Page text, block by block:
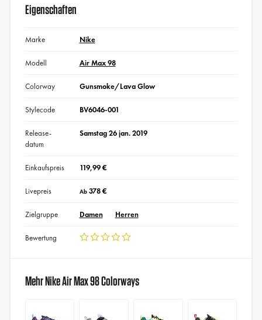
Eigenschaften
Marke Nike
Modell Air Max 98
Colorway Gunsmoke/Lava Glow
Stylecode BV6046-001
Release-
datum
Samstag 26 jan. 2019
Einkaufspreis 119,99 €
Livepreis Ab378 €
Zielgruppe Damen Herren
Bewertung
Mehr Nike Air Max 98 Colorways